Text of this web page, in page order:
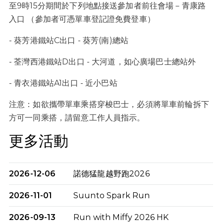
至9時15分期間於下列地點接送參加者前往會場－青康路
入口 （參加者可憑單車登記證免費登車）
- 葵芳港鐵站C出口 - 葵芳(南)總站
- 荃灣西港鐵站D出口 - 大河道，如心廣場巴士總站外
- 青衣港鐵站A1出口 - 近小巴站
注意：如欲攜帶單車乘搭穿梭巴士，必須將單車前輪拆下
方可一同乘搭，請留意工作人員指示。
更多活動
2026-12-06 諾德猛龍越野跑2026
2026-11-01 Suunto Spark Run
2026-09-13 Run with Miffy 2026 HK